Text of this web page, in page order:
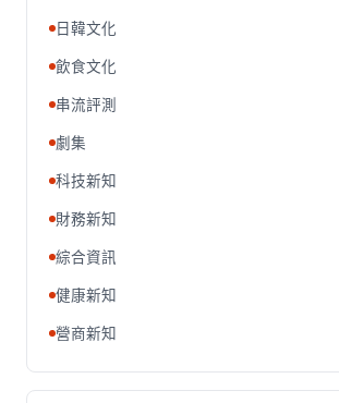
日韓文化
飲食文化
串流評測
劇集
科技新知
財務新知
綜合資訊
健康新知
營商新知